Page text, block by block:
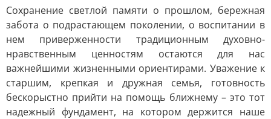
Сохранение светлой памяти о прошлом, бережная
забота о подрастающем поколении, о воспитании в
нем приверженности традиционным духовно-
нравственным ценностям остаются для нас
важнейшими жизненными ориентирами. Уважение к
старшим, крепкая и дружная семья, готовность
бескорыстно прийти на помощь ближнему – это тот
надежный фундамент, на котором держится наше